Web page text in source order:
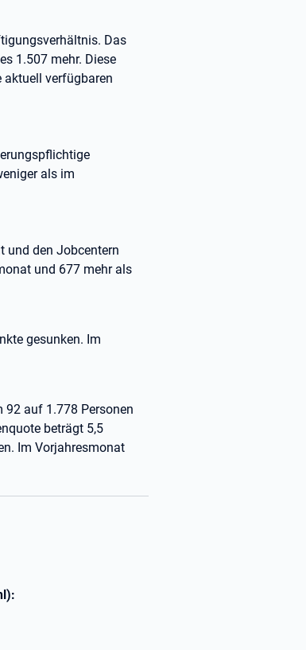
Das
1.507 mehr. Diese
verfügbaren
als im
und den Jobcentern
und 677 mehr als
gesunken. Im
92 auf 1.778 Personen
beträgt 5,5
Im Vorjahresmonat